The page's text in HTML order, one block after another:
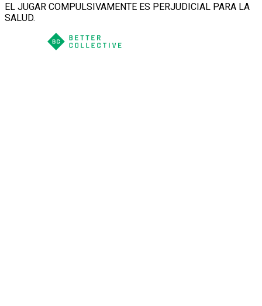
EL JUGAR COMPULSIVAMENTE ES PERJUDICIAL PARA LA
SALUD.